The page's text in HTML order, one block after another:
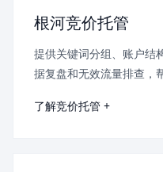
根河竞价托管
提供关键词分组、账户结
据复盘和无效流量排查，
了解竞价托管 +